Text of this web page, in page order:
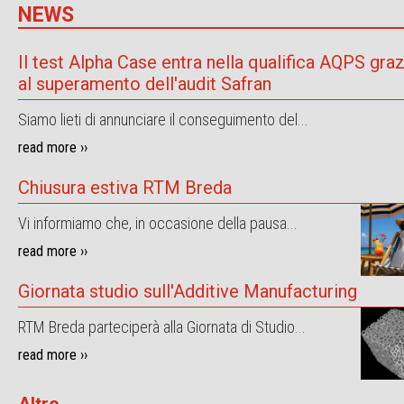
NEWS
Il test Alpha Case entra nella qualifica AQPS
al superamento dell'audit Safran
Siamo lieti di annunciare il conseguimento del...
read more ››
Chiusura estiva RTM Breda
Vi informiamo che, in occasione della pausa...
read more ››
Giornata studio sull'Additive Manufacturing
RTM Breda parteciperà alla Giornata di Studio...
read more ››